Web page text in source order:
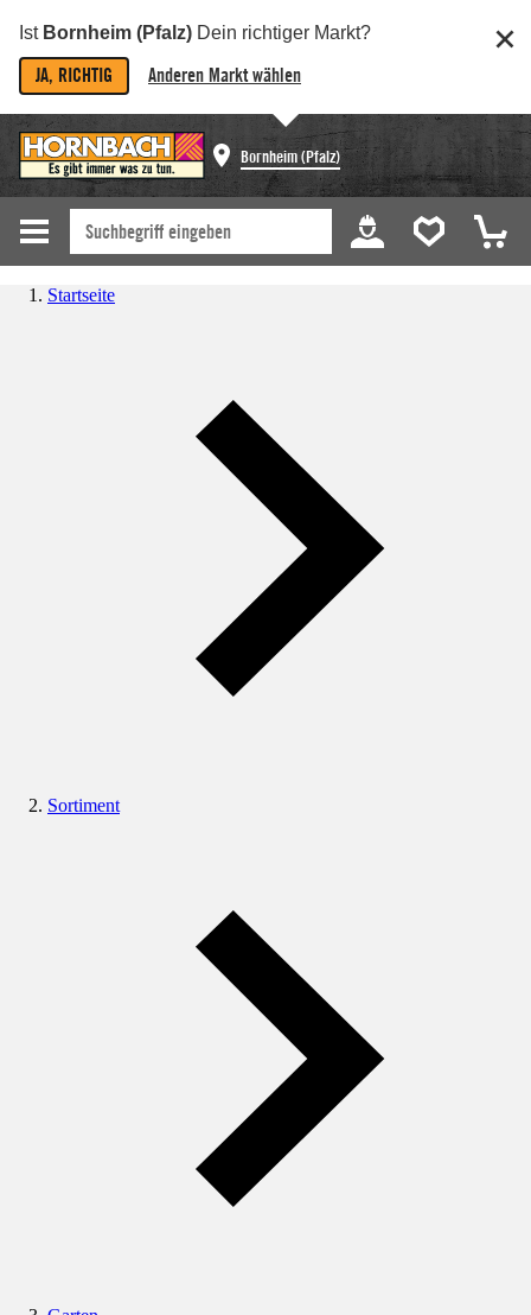
Ist Bornheim (Pfalz) Dein richtiger Markt?
JA, RICHTIG Anderen Markt wählen
Bornheim (Pfalz)
Startseite
Sortiment